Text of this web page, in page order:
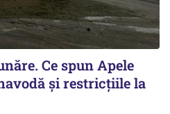
Ce spun Apele
și restricțiile la